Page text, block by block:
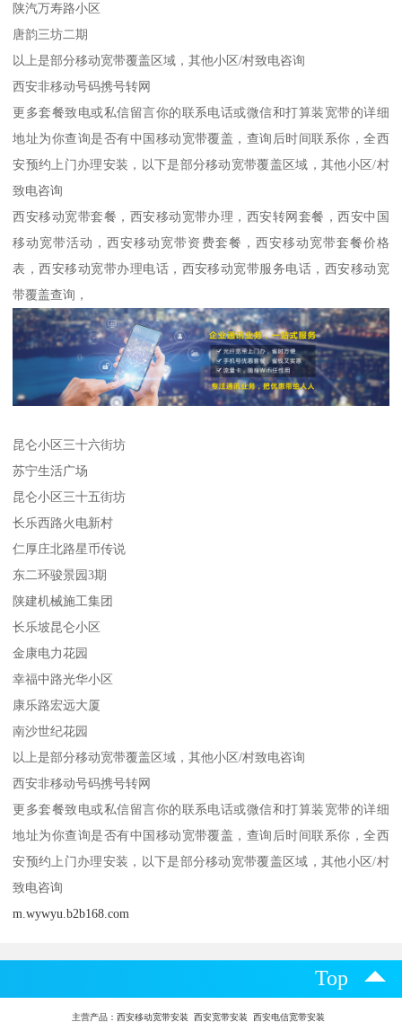
陕汽万寿路小区
唐韵三坊二期
以上是部分移动宽带覆盖区域，其他小区/村致电咨询
西安非移动号码携号转网
更多套餐致电或私信留言你的联系电话或微信和打算装宽带的详细
地址为你查询是否有中国移动宽带覆盖，查询后时间联系你，全西
安预约上门办理安装，以下是部分移动宽带覆盖区域，其他小区/村
致电咨询
西安移动宽带套餐，西安移动宽带办理，西安转网套餐，西安中国
移动宽带活动，西安移动宽带资费套餐，西安移动宽带套餐价格
表，西安移动宽带办理电话，西安移动宽带服务电话，西安移动宽
带覆盖查询，
昆仑小区三十六街坊
苏宁生活广场
昆仑小区三十五街坊
长乐西路火电新村
仁厚庄北路星币传说
东二环骏景园3期
陕建机械施工集团
长乐坡昆仑小区
金康电力花园
幸福中路光华小区
康乐路宏远大厦
南沙世纪花园
以上是部分移动宽带覆盖区域，其他小区/村致电咨询
西安非移动号码携号转网
更多套餐致电或私信留言你的联系电话或微信和打算装宽带的详细
地址为你查询是否有中国移动宽带覆盖，查询后时间联系你，全西
安预约上门办理安装，以下是部分移动宽带覆盖区域，其他小区/村
致电咨询
m.wywyu.b2b168.com
Top
主营产品： 西安移动宽带安装 西安宽带安装 西安电信宽带安装